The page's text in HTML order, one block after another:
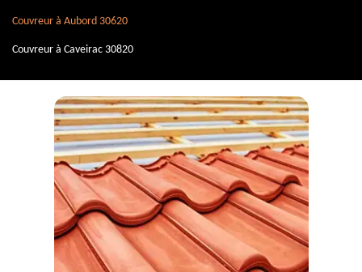
Couvreur à Aubord 30620
Couvreur à Caveirac 30820